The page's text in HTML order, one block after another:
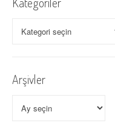
Arşivler